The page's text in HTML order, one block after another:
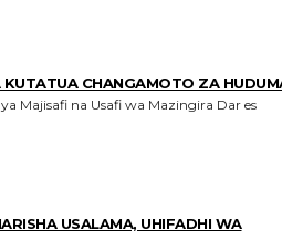
CHANGAMOTO ZA
USALAMA, UHIFADHI WA